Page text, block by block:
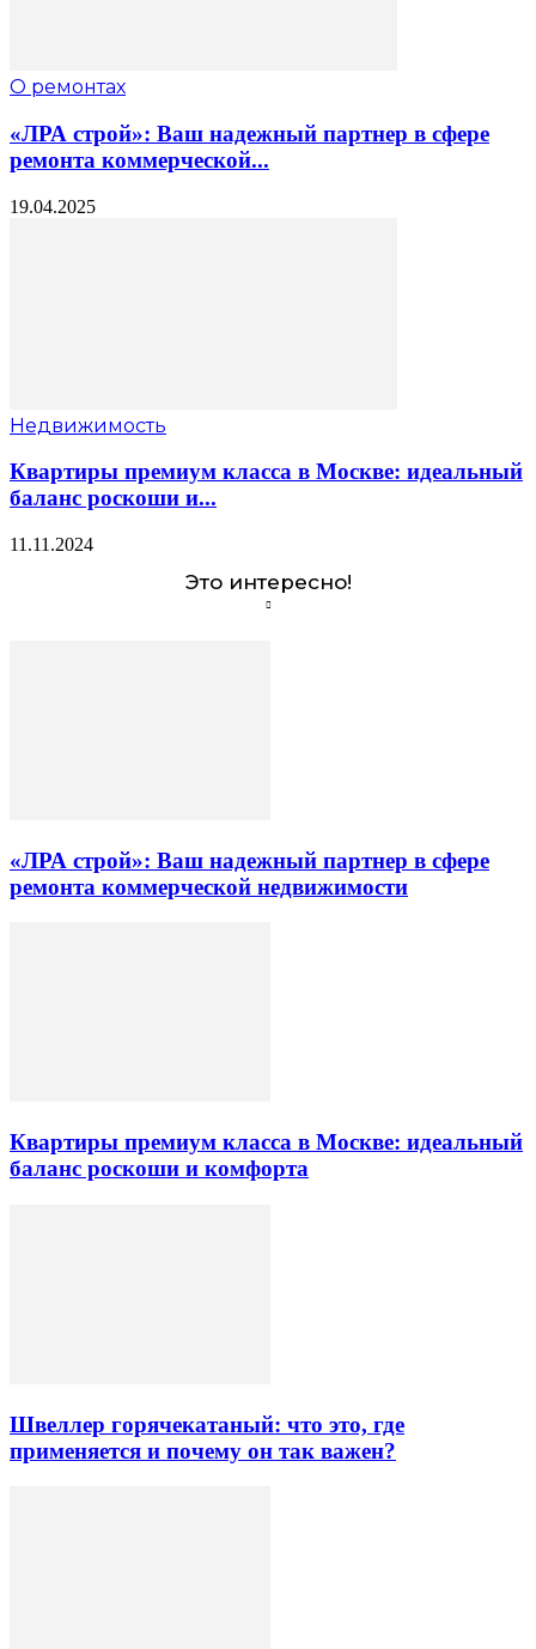
О ремонтах
«ЛРА строй»: Ваш надежный партнер в сфере
ремонта коммерческой...
19.04.2025
Недвижимость
Квартиры премиум класса в Москве: идеальный
баланс роскоши и...
11.11.2024
Это интересно!
«ЛРА строй»: Ваш надежный партнер в сфере
ремонта коммерческой недвижимости
Квартиры премиум класса в Москве: идеальный
баланс роскоши и комфорта
Швеллер горячекатаный: что это, где
применяется и почему он так важен?